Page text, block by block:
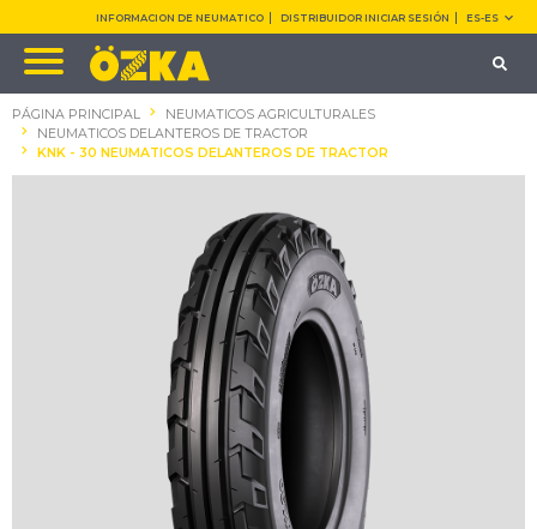
INFORMACION DE NEUMATICO DISTRIBUIDOR INICIAR SESIÓN ES-ES
PÁGINA PRINCIPAL
NEUMATICOS AGRICULTURALES
NEUMATICOS DELANTEROS DE TRACTOR
KNK - 30 NEUMATICOS DELANTEROS DE TRACTOR